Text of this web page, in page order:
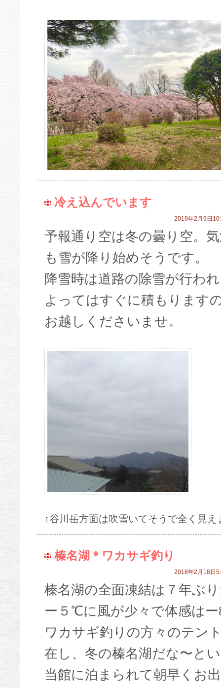
冷え込んでいます
2019年2月9日
予報通り空は冬の曇り空。
も雪が降り始めそうです。
降雪時は道路の除雪が行わ
よってはすぐに積もります
お越しくださいませ。
↑谷川岳方面は吹雪いてそうで全く見え
榛名湖＊ワカサギ釣り
2018年2月18日
榛名湖の全面凍結は７年ぶ
ー５℃に風が少々で体感は
ワカサギ釣りの方々のテン
在し、冬の榛名湖だな〜と
当館に泊まられて朝早くお